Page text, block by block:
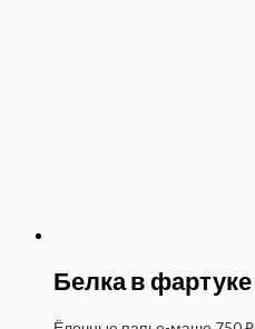
Белка в фартуке